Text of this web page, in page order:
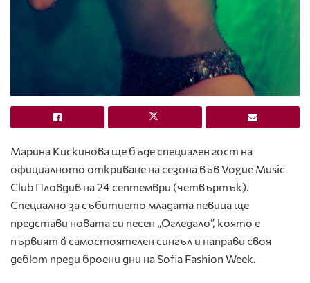
Марина Кискинова ще бъде специален гост на
официалното откриване на сезона във Vogue Music
Club Пловдив на 24 септември (четвъртък).
Специално за събитието младата певица ще
представи новата си песен „Огледало”, която е
първият й самостоятелен сингъл и направи своя
дебют преди броени дни на Sofia Fashion Week.